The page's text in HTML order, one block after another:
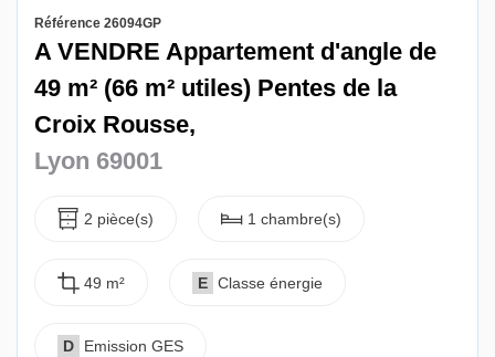
Référence 26094GP
A VENDRE Appartement d'angle de
49 m² (66 m² utiles) Pentes de la
Croix Rousse,
Lyon 69001
2 pièce(s) 1 chambre(s)
49 m² E Classe énergie
D Emission GES